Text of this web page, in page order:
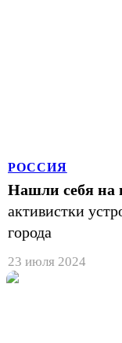
РОССИЯ
Нашли себя на
активистки
города
23 июля 2024